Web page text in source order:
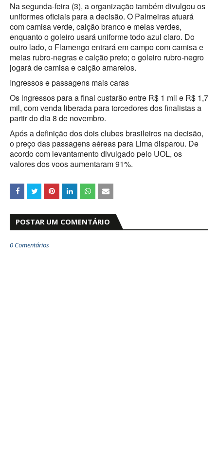
Na segunda-feira (3), a organização também divulgou os
uniformes oficiais para a decisão. O Palmeiras atuará
com camisa verde, calção branco e meias verdes,
enquanto o goleiro usará uniforme todo azul claro. Do
outro lado, o Flamengo entrará em campo com camisa e
meias rubro-negras e calção preto; o goleiro rubro-negro
jogará de camisa e calção amarelos.
Ingressos e passagens mais caras
Os ingressos para a final custarão entre R$ 1 mil e R$ 1,7
mil, com venda liberada para torcedores dos finalistas a
partir do dia 8 de novembro.
Após a definição dos dois clubes brasileiros na decisão,
o preço das passagens aéreas para Lima disparou. De
acordo com levantamento divulgado pelo UOL, os
valores dos voos aumentaram 91%.
POSTAR UM COMENTÁRIO
0 Comentários